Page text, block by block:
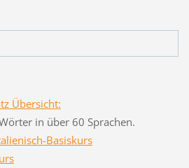
Übersicht:
in über 60 Sprachen.
Basiskurs